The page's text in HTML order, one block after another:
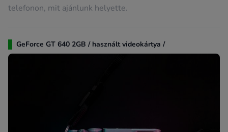
telefonon, mit ajánlunk helyette.
GeForce GT 640 2GB / használt videokártya /